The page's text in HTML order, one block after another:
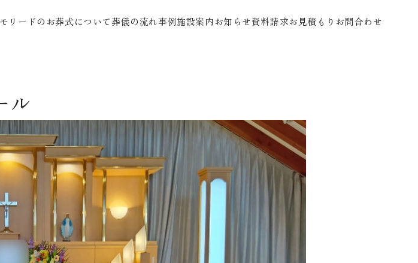
リードのお葬式について葬儀の流れ事例施設案内 お知らせ資料請求お見積もり お問合わせ
ル